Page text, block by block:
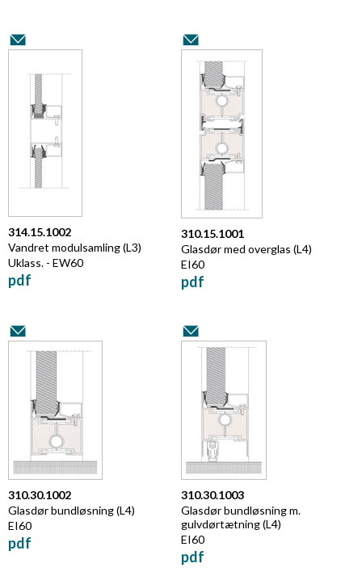
314.15.1002
Vandret modulsamling (L3)
Uklass. - EW60
pdf
310.15.1001
Glasdør med overglas (L4)
EI60
pdf
310.30.1002
Glasdør bundløsning (L4)
EI60
pdf
310.30.1003
Glasdør bundløsning m.
gulvdørtætning (L4)
EI60
pdf